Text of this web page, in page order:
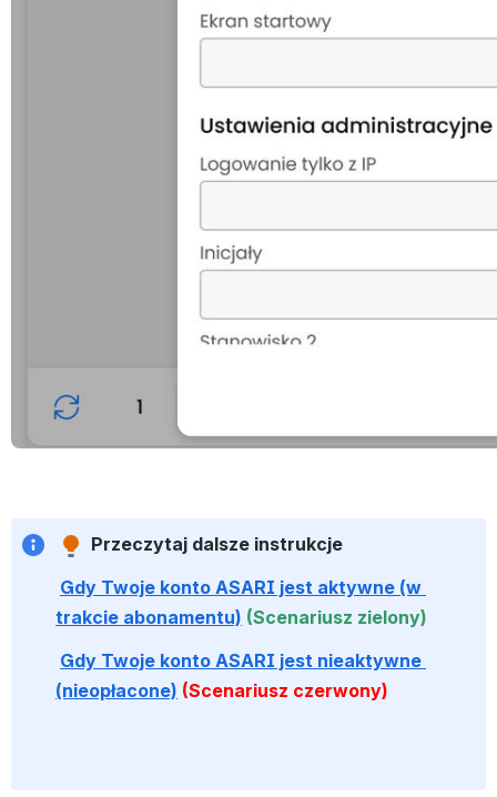
Przeczytaj dalsze instrukcje
Gdy Twoje konto ASARI jest aktywne (w
trakcie abonamentu) (Scenariusz zielony)
Gdy Twoje konto ASARI jest nieaktywne
(nieopłacone) (Scenariusz czerwony)